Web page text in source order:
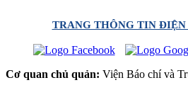
TRANG THÔNG TIN ĐIỆN
Cơ quan chủ quản: Viện Báo chí và